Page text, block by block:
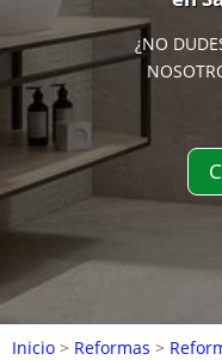
¿NO
Inicio > Reformas >